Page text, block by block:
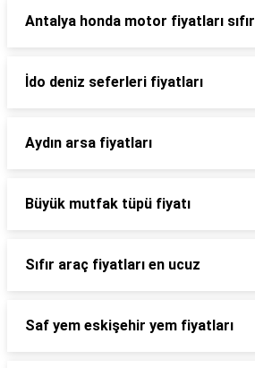
Antalya honda motor fiyatları sıfır
İdo deniz seferleri fiyatları
Aydın arsa fiyatları
Büyük mutfak tüpü fiyatı
Sıfır araç fiyatları en ucuz
Saf yem eskişehir yem fiyatları